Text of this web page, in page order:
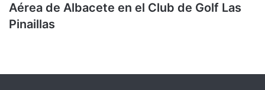
Aérea de Albacete en el Club de Golf Las
Pinaillas